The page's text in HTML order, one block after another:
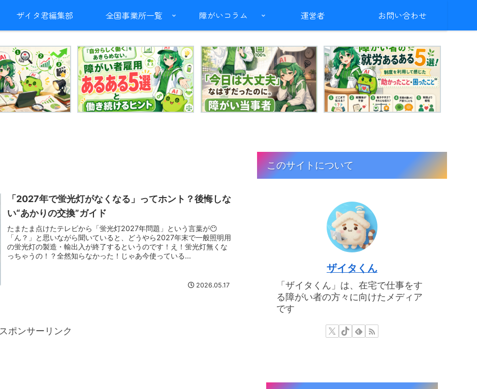
ザイタ君編集部 全国事業所一覧 障がいコラム 運営者 お問い合わせ
「2027年で蛍光灯がなくなる」ってホント？後悔しな
い“あかりの交換”ガイド
たまたま点けたテレビから「蛍光灯2027年問題」という言葉が😶
「ん？」と思いながら聞いていると、どうやら2027年末で一般照明用
の蛍光灯の製造・輸出入が終了するというのです！え！蛍光灯無くな
っちゃうの！？全然知らなかった！じゃあ今使っている...
2026.05.17
スポンサーリンク
このサイトについて
ザイタくん
「ザイタくん」は、在宅で仕事をす
る障がい者の方々に向けたメディア
です